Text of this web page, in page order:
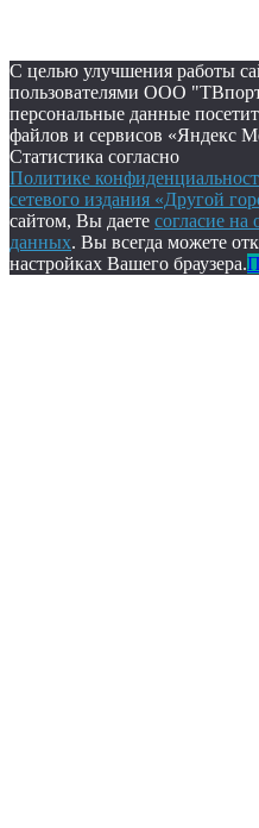
С целью улучшения работы
пользователями ООО
персональные данные
файлов и сервисов «Яндекс
Статистика согласно
Политике
сетевого издания «Другой
сайтом, Вы даете согласие на
данных. Вы всегда можете
настройках Вашего браузера.